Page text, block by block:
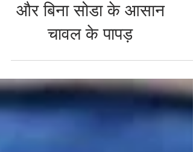
🍚 Chawal Ke
Papad | बिना पापड़ खार
और बिना सोडा के आसान
चावल के पापड़